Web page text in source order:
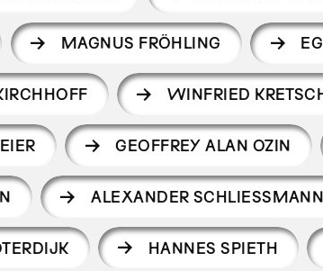
MAGNUS FRÖHLING
WINFRIED
GEOFFREY ALAN OZIN
ALEXANDER SCHLIESSMANN
HANNES SPIETH